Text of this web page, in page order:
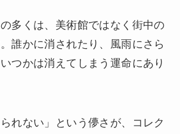
多くは、美術館ではなく街中の
誰かに消されたり、風雨にさら
つかは消えてしまう運命にあり
れない」という儚さが、コレク